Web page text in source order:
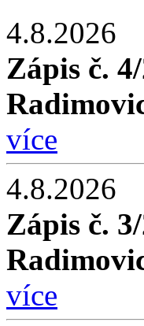
4.8.2026
Zápis č.
více
4.8.2026
Zápis č.
více